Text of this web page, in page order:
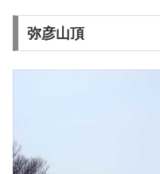
弥彦山頂